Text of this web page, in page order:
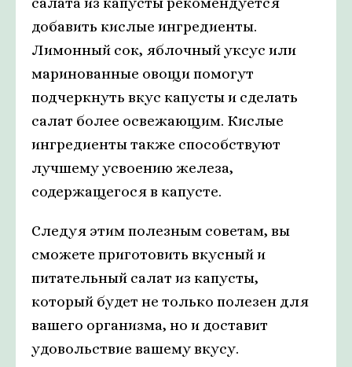
добавить кислые ингредиенты.
Лимонный сок, яблочный уксус или
маринованные овощи помогут
подчеркнуть вкус капусты и сделать
салат более освежающим. Кислые
ингредиенты также способствуют
лучшему усвоению железа,
содержащегося в капусте.
Следуя этим полезным советам, вы
сможете приготовить вкусный и
питательный салат из капусты,
который будет не только полезен для
вашего организма, но и доставит
удовольствие вашему вкусу.